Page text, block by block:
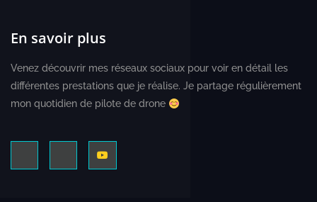
En savoir plus
Venez découvrir mes réseaux sociaux pour voir en détail les
différentes prestations que je réalise. Je partage régulièrement
mon quotidien de pilote de drone